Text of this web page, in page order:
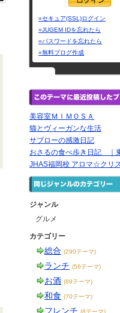
»セキュア(SSL)ログイン
»JUGEM IDを忘れたら
»パスワードを忘れたら
»無料ブログ作成
美容室ＭＩＭＯＳＡ
猫とヴィーガンな生活
サブローの感激日記
おさるの食べ歩き日記 ｜
JHAS福岡校 アロマ☆クリ
ジャンル
グルメ
カテゴリー
総合 (290テーマ)
ランチ (56テーマ)
お酒 (89テーマ)
和食 (70テーマ)
フレンチ (8テーマ)